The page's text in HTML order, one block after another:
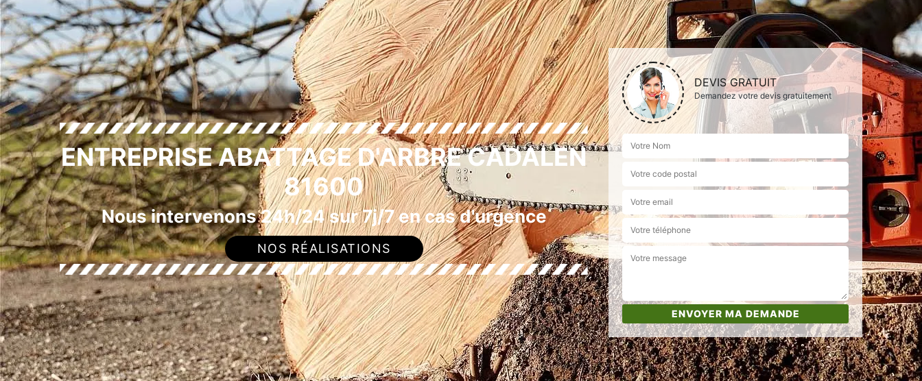
ENTREPRISE ABATTAGE D'ARBRE CADALEN
81600
Nous intervenons 24h/24 sur 7j/7 en cas d'urgence
NOS RÉALISATIONS
DEVIS GRATUIT
Demandez votre devis gratuitement